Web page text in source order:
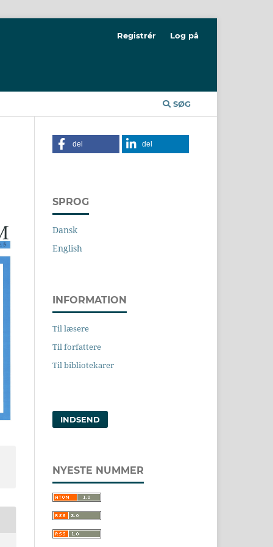
SØG
Registrér Log på
del del
SPROG
Dansk
English
INFORMATION
Til læsere
Til forfattere
Til bibliotekarer
INDSEND
NYESTE NUMMER